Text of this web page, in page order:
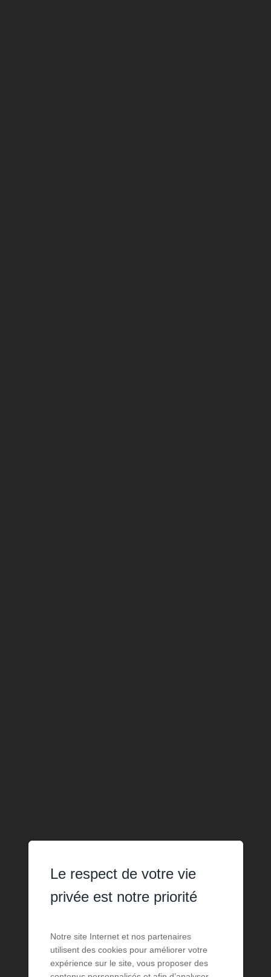
Le respect de votre vie
privée est notre priorité
Notre site Internet et nos partenaires
utilisent des cookies pour améliorer votre
expérience sur le site, vous proposer des